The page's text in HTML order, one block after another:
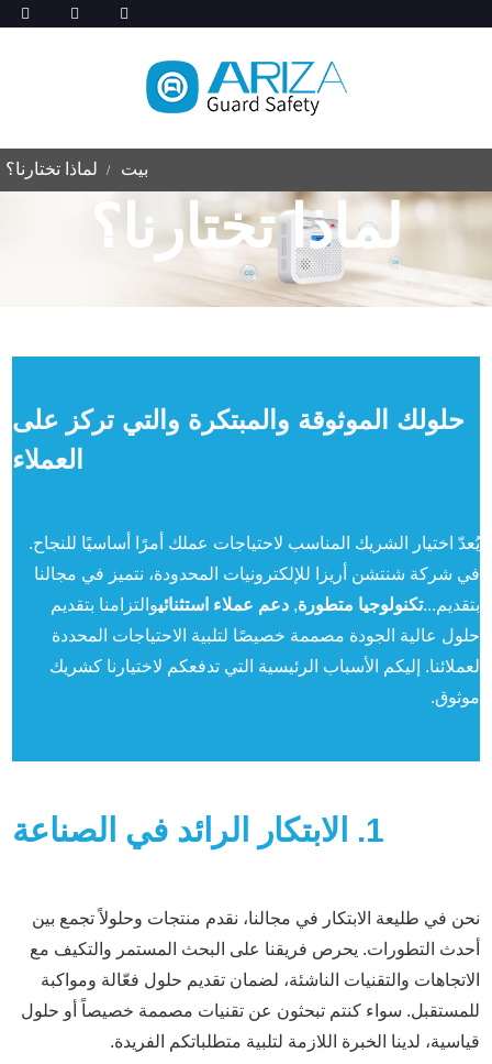
بيت لماذا تختارنا؟
لماذا تختارنا؟
حلولك الموثوقة والمبتكرة والتي تركز على
العملاء
يُعدّ اختيار الشريك المناسب لاحتياجات عملك أمرًا أساسيًا للنجاح.
في شركة شنتشن أريزا للإلكترونيات المحدودة، نتميز في مجالنا
بتقديم...تكنولوجيا متطورة,دعم عملاء استثنائيوالتزامنا بتقديم
حلول عالية الجودة مصممة خصيصًا لتلبية الاحتياجات المحددة
لعملائنا. إليكم الأسباب الرئيسية التي تدفعكم لاختيارنا كشريك
موثوق.
1. الابتكار الرائد في الصناعة
نحن في طليعة الابتكار في مجالنا، نقدم منتجات وحلولاً تجمع بين
أحدث التطورات. يحرص فريقنا على البحث المستمر والتكيف مع
الاتجاهات والتقنيات الناشئة، لضمان تقديم حلول فعّالة ومواكبة
للمستقبل. سواء كنتم تبحثون عن تقنيات مصممة خصيصاً أو حلول
قياسية، لدينا الخبرة اللازمة لتلبية متطلباتكم الفريدة.